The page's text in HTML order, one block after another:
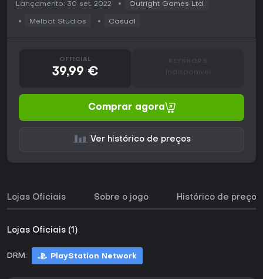
Lançamento: 30 set. 2022 Outright Games Ltd.
Melbot Studios Casual
OFFICIAL
39,99 € Indisponível
Comprar agora
Ver histórico de preços
Lojas Oficiais Sobre o jogo Histórico de preços
Lojas Oficiais (1)
DRM: PlayStation Network